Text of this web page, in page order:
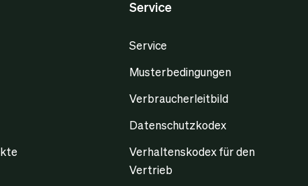
Service
Service
Musterbedingungen
Verbraucherleitbild
Datenschutzkodex
Verhaltenskodex für den
Vertrieb